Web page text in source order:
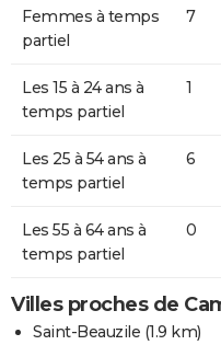
Femmes à temps
partiel
7
Les 15 à 24 ans à
temps partiel
1
Les 25 à 54 ans à
temps partiel
6
Les 55 à 64 ans à
temps partiel
0
Villes proches de
Saint-Beauzile (1.9 km)